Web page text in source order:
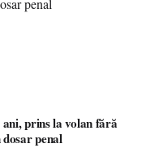
prins la volan fără
penal